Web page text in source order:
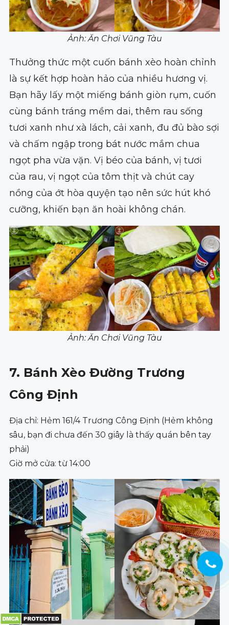
Ảnh: Ăn Chơi Vũng Tàu
Thưởng thức một cuốn bánh xèo hoàn chỉnh
là sự kết hợp hoàn hảo của nhiều hương vị.
Bạn hãy lấy một miếng bánh giòn rụm, cuốn
cùng bánh tráng mềm dai, thêm rau sống
tươi xanh như xà lách, cải xanh, đu đủ bào sợi
và chấm ngập trong bát nước mắm chua
ngọt pha vừa vặn. Vị béo của bánh, vị tươi
của rau, vị ngọt của tôm thịt và chút cay
nồng của ớt hòa quyện tạo nên sức hút khó
cưỡng, khiến bạn ăn hoài không chán.
Ảnh: Ăn Chơi Vũng Tàu
7. Bánh Xèo Đường Trương
Công Định
Địa chỉ: Hẻm 161/4 Trương Công Định (Hẻm không
sâu, bạn đi chưa đến 30 giây là thấy quán bên tay
phải)
Giờ mở cửa: từ 14:00